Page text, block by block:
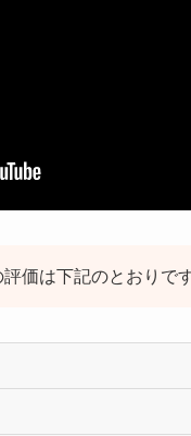
価は下記のとおりで